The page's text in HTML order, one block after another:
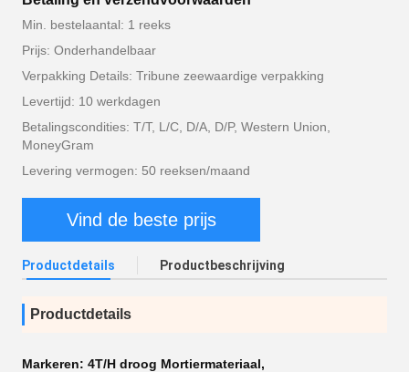
Min. bestelaantal: 1 reeks
Prijs: Onderhandelbaar
Verpakking Details: Tribune zeewaardige verpakking
Levertijd: 10 werkdagen
Betalingscondities: T/T, L/C, D/A, D/P, Western Union,
MoneyGram
Levering vermogen: 50 reeksen/maand
Vind de beste prijs
Productdetails Productbeschrijving
Productdetails
Markeren: 4T/H droog Mortiermateriaal,